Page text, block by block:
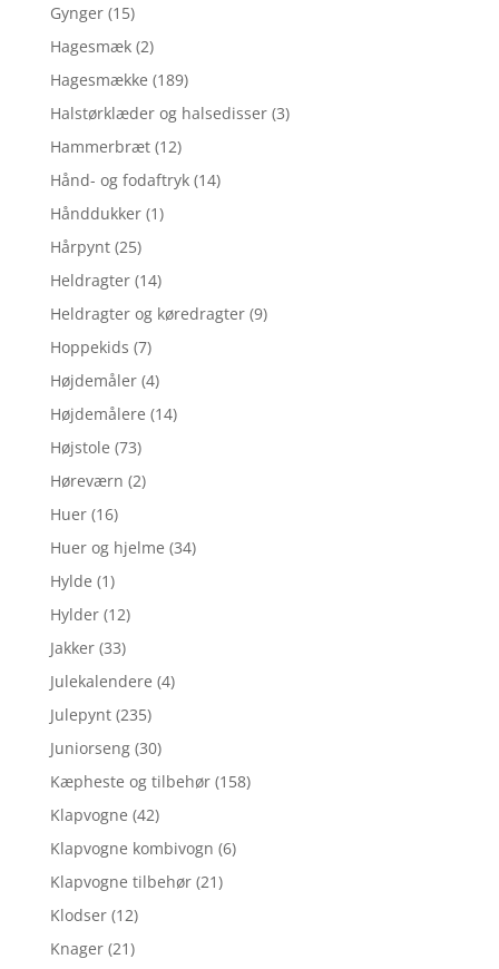
Gynger (15)
Hagesmæk (2)
Hagesmække (189)
Halstørklæder og halsedisser (3)
Hammerbræt (12)
Hånd- og fodaftryk (14)
Hånddukker (1)
Hårpynt (25)
Heldragter (14)
Heldragter og køredragter (9)
Hoppekids (7)
Højdemåler (4)
Højdemålere (14)
Højstole (73)
Høreværn (2)
Huer (16)
Huer og hjelme (34)
Hylde (1)
Hylder (12)
Jakker (33)
Julekalendere (4)
Julepynt (235)
Juniorseng (30)
Kæpheste og tilbehør (158)
Klapvogne (42)
Klapvogne kombivogn (6)
Klapvogne tilbehør (21)
Klodser (12)
Knager (21)